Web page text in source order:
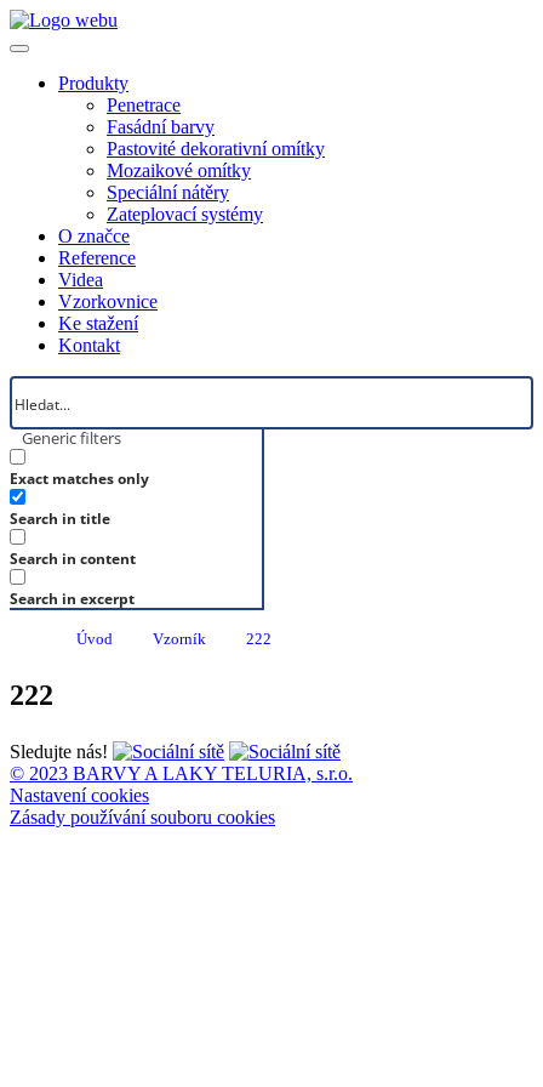
Produkty
Penetrace
Fasádní barvy
Pastovité dekorativní omítky
Mozaikové omítky
Speciální nátěry
Zateplovací systémy
O značce
Reference
Videa
Vzorkovnice
Ke stažení
Kontakt
Generic filters
Exact matches only
Search in title
Search in content
Search in excerpt
Úvod Vzorník 222
222
Sledujte nás!
© 2023 BARVY A LAKY TELURIA, s.r.o.
Nastavení cookies
Zásady používání souboru cookies